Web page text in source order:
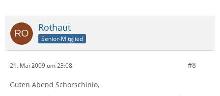
Rothaut
Senior-Mitglied
21. Mai 2009 um 23:08 #8
Guten Abend Schorschinio,